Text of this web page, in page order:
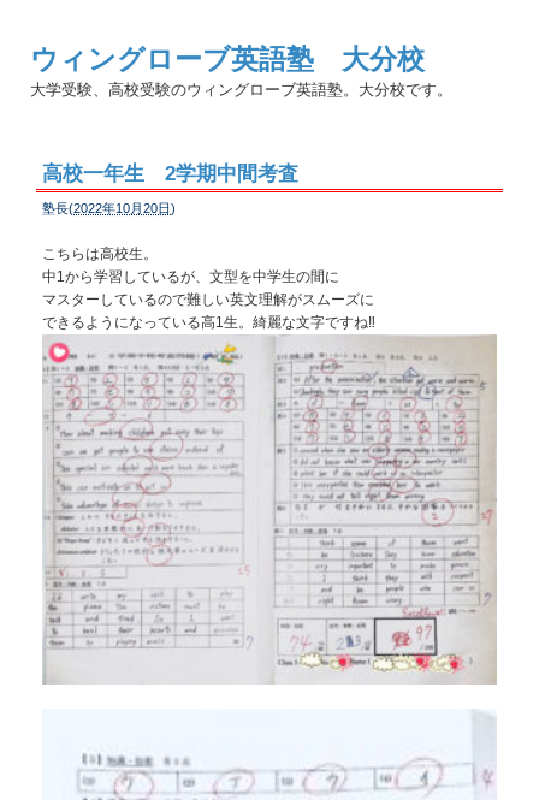
ウィングローブ英語塾 大分校
大学受験、高校受験のウィングローブ英語塾。大分校です。
高校一年生 2学期中間考査
塾長(2022年10月20日)
こちらは高校生。
中1から学習しているが、文型を中学生の間に
マスターしているので難しい英文理解がスムーズに
できるようになっている高1生。綺麗な文字ですね‼︎